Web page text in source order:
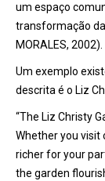
um espaço
transformação
MORALES, 2002).
Um exemplo
descrita é o Liz
“The Liz Christy
Whether you visit
richer for your
the garden